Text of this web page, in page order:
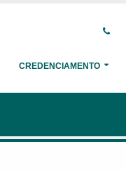
CREDENCIAMENTO